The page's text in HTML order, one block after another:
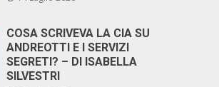
COSA SCRIVEVA LA CIA SU
ANDREOTTI E I SERVIZI
SEGRETI? – DI ISABELLA
SILVESTRI